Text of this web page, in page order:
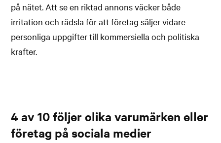
på nätet. Att se en riktad annons väcker både
irritation och rädsla för att företag säljer vidare
personliga uppgifter till kommersiella och politiska
krafter.
4 av 10 följer olika varumärken eller
företag på sociala medier